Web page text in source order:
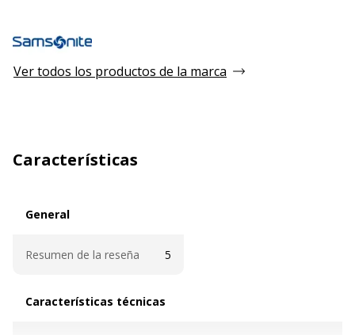
Ver todos los productos de la marca
Características
General
Resumen de la reseña 5
Características técnicas